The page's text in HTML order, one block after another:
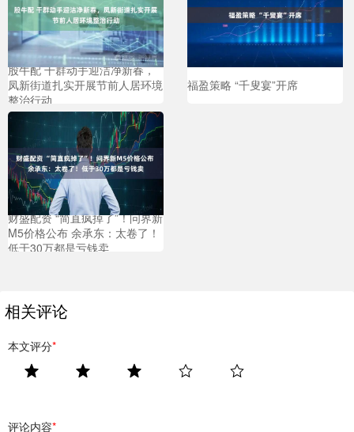
股牛配 干群动手迎洁净新春，
凤新街道扎实开展节前人居环境
整治行动
福盈策略 “千叟宴”开席
财盛配资 “简直疯掉了”！问界新
M5价格公布 余承东：太卷了！
低于30万都是亏钱卖
相关评论
本文评分*
评论内容*